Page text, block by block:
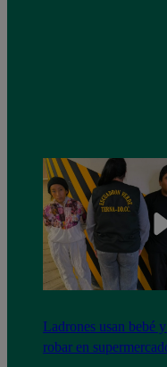
Ladrones usan bebé
robar en